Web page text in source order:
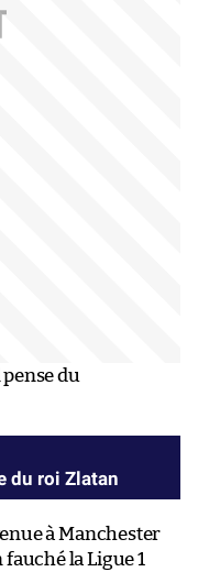
du
du roi Zlatan
à Manchester
la Ligue 1